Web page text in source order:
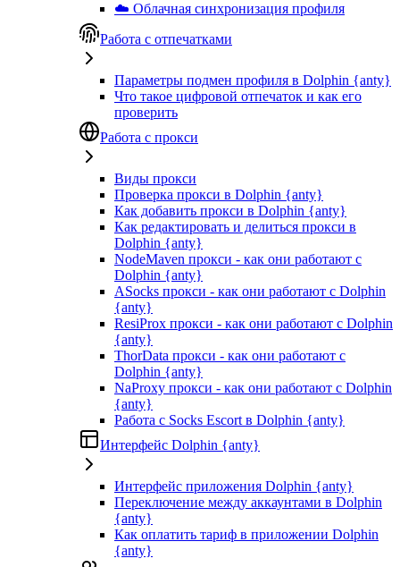
☁️ Облачная синхронизация профиля
Работа с отпечатками
Параметры подмен профиля в Dolphin {anty}
Что такое цифровой отпечаток и как его
проверить
Работа с прокси
Виды прокси
Проверка прокси в Dolphin {anty}
Как добавить прокси в Dolphin {anty}
Как редактировать и делиться прокси в
Dolphin {anty}
NodeMaven прокси - как они работают с
Dolphin {anty}
ASocks прокси - как они работают с Dolphin
{anty}
ResiProx прокси - как они работают с Dolphin
{anty}
ThorData прокси - как они работают с
Dolphin {anty}
NaProxy прокси - как они работают с Dolphin
{anty}
Работа с Socks Escort в Dolphin {anty}
Интерфейс Dolphin {anty}
Интерфейс приложения Dolphin {anty}
Переключение между аккаунтами в Dolphin
{anty}
Как оплатить тариф в приложении Dolphin
{anty}